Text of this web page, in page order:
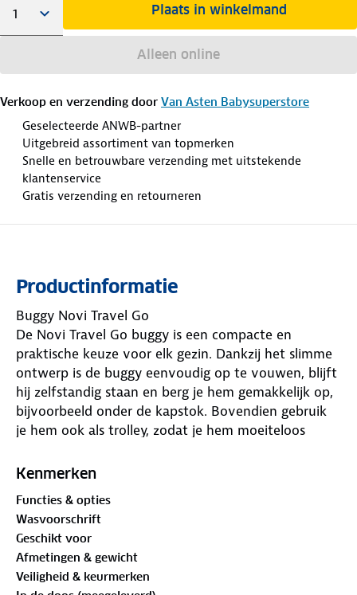
Plaats in winkelmand
Alleen online
Verkoop en verzending door Van Asten Babysuperstore
Geselecteerde ANWB-partner
Uitgebreid assortiment van topmerken
Snelle en betrouwbare verzending met uitstekende
klantenservice
Gratis verzending en retourneren
Productinformatie
Buggy Novi Travel Go
De Novi Travel Go buggy is een compacte en
praktische keuze voor elk gezin. Dankzij het slimme
ontwerp is de buggy eenvoudig op te vouwen, blijft
hij zelfstandig staan en berg je hem gemakkelijk op,
bijvoorbeeld onder de kapstok. Bovendien gebruik
je hem ook als trolley, zodat je hem moeiteloos
Comfort voor je kind
maanden tot 22 kg en biedt een comfortabele zit-
en ligpositie. De traploos verstelbare rugleuning
zorgt ervoor dat je altijd de juiste stand kunt kiezen
voor je kind.
De zitting is gemaakt van ademende stof en mesh,
Kenmerken
Functies & opties
Wasvoorschrift
Geschikt voor
Afmetingen & gewicht
Veiligheid & keurmerken